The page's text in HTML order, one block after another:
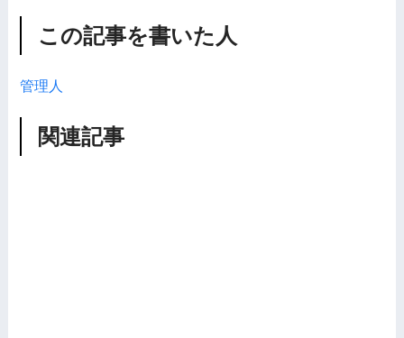
この記事を書いた人
管理人
関連記事